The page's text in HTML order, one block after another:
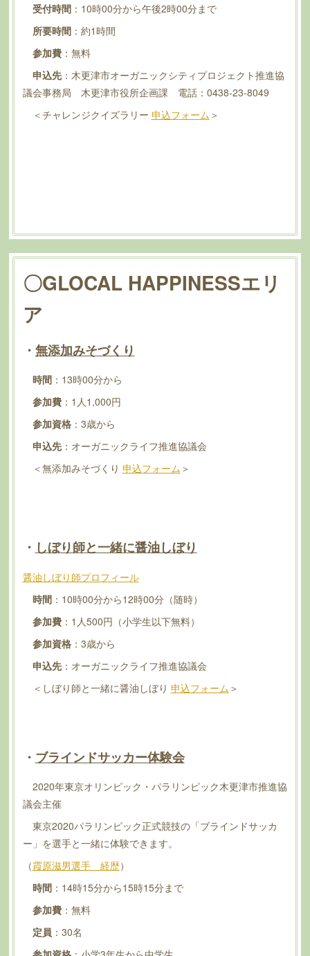
受付時間：10時00分から午後2時00分まで
所要時間：約1時間
参加費：無料
申込先：木更津市オーガニックシティプロジェクト推進協
議会事務局 木更津市役所企画課 電話：0438-23-8049
＜チャレンジクイズラリー 申込フォーム ＞
〇GLOCAL HAPPINESSエリ
ア
・ 無添加みそづくり
時間：13時00分から
参加費：1人1,000円
参加資格：3歳から
申込先：オーガニックライフ推進協議会
＜無添加みそづくり 申込フォーム ＞
・ しぼり師と一緒に醤油しぼり
醤油しぼり師プロフィール
時間：10時00分から12時00分（随時）
参加費：1人500円（小学生以下無料）
参加資格：3歳から
申込先：オーガニックライフ推進協議会
＜しぼり師と一緒に醤油しぼり 申込フォーム ＞
・ ブラインドサッカー体験会
2020年東京オリンピック・パラリンピック木更津市推進協
議会主催
東京2020パラリンピック正式競技の「ブラインドサッカ
ー」を選手と一緒に体験できます。
（霞原滋男選手 経歴）
時間：14時15分から15時15分まで
参加費：無料
定員 ：30名